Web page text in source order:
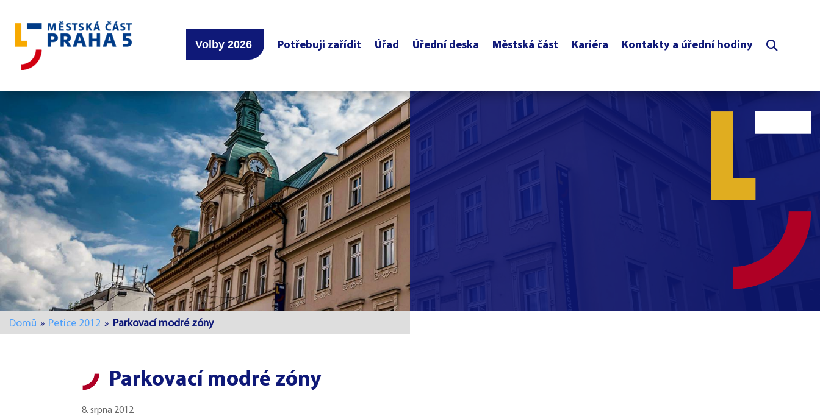
Volby 2026 Potřebuji zařídit Úřad Úřední deska Městská část Kariéra Kontakty a úřední hodiny
Domů » Petice 2012 » Parkovací modré zóny
Parkovací modré zóny
8. srpna 2012